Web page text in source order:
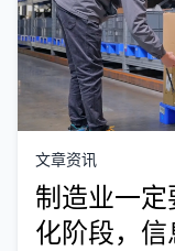
文章资讯
制造业一
化阶段，